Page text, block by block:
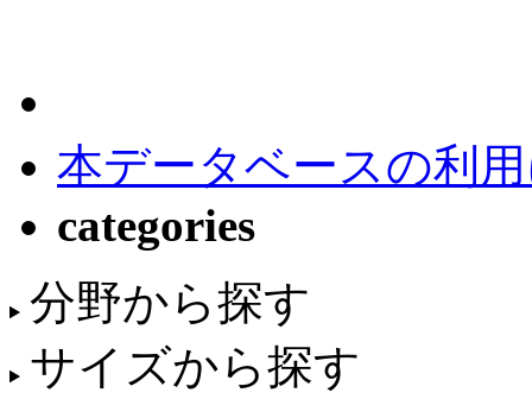
本データベースの利
categories
分野から探す
サイズから探す